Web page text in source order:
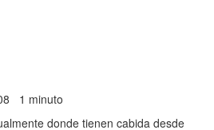
1 minuto
donde tienen cabida desde